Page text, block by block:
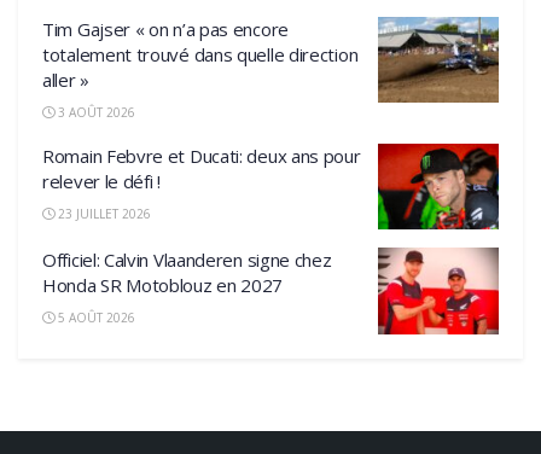
Tim Gajser « on n’a pas encore
totalement trouvé dans quelle direction
aller »
3 AOÛT 2026
Romain Febvre et Ducati: deux ans pour
relever le défi !
23 JUILLET 2026
Officiel: Calvin Vlaanderen signe chez
Honda SR Motoblouz en 2027
5 AOÛT 2026